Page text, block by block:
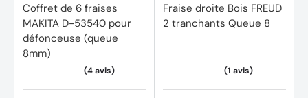
Coffret de 6 fraises
MAKITA D-53540 pour
défonceuse (queue
8mm)
Fraise droite Bois FREUD
2 tranchants Queue 8